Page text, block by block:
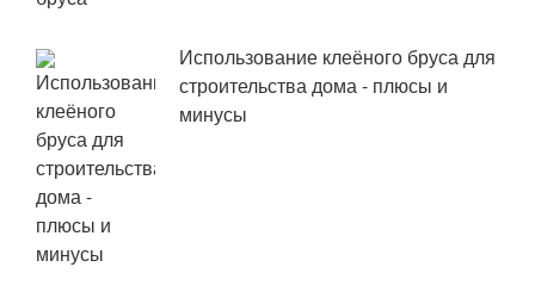
Использование клеёного бруса для
строительства дома - плюсы и
минусы